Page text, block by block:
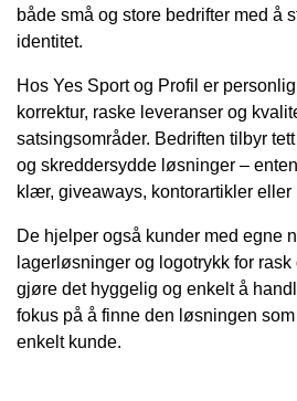
både små og store bedrifter med å
identitet.
Hos Yes Sport og Profil er
korrektur, raske leveranser og
satsingsområder. Bedriften tilbyr
og skreddersydde løsninger –
klær, giveaways, kontorartikler eller
De hjelper også kunder med egne
lagerløsninger og logotrykk for
gjøre det hyggelig og enkelt å
fokus på å finne den løsningen
enkelt kunde.